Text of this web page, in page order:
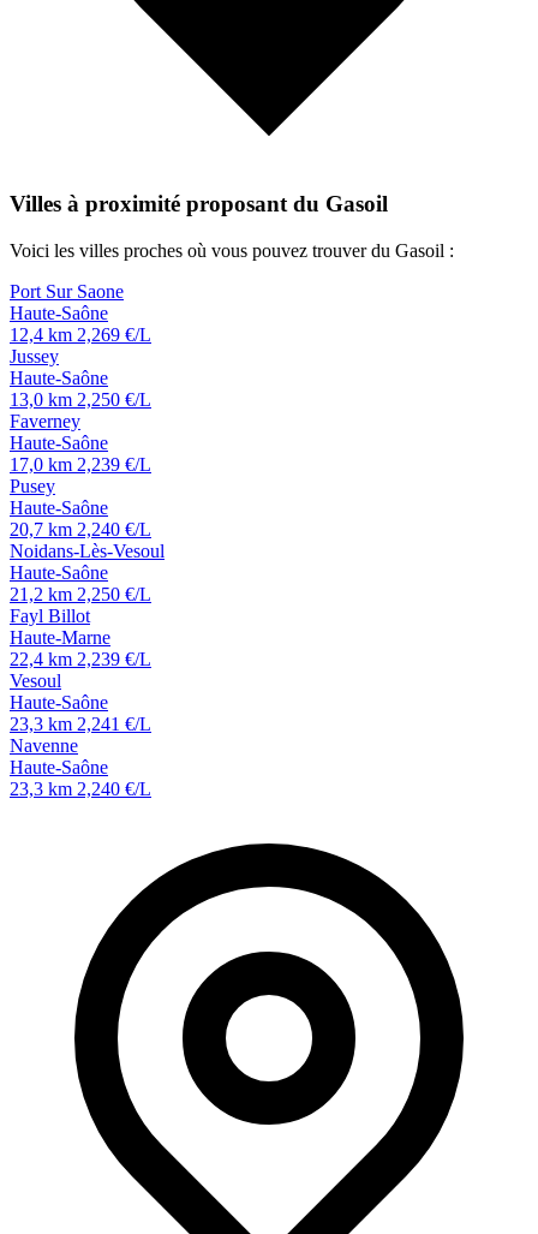
Villes à proximité proposant du Gasoil
Voici les villes proches où vous pouvez trouver du Gasoil :
Port Sur Saone
Haute-Saône
12,4 km 2,269 €/L
Jussey
Haute-Saône
13,0 km 2,250 €/L
Faverney
Haute-Saône
17,0 km 2,239 €/L
Pusey
Haute-Saône
20,7 km 2,240 €/L
Noidans-Lès-Vesoul
Haute-Saône
21,2 km 2,250 €/L
Fayl Billot
Haute-Marne
22,4 km 2,239 €/L
Vesoul
Haute-Saône
23,3 km 2,241 €/L
Navenne
Haute-Saône
23,3 km 2,240 €/L